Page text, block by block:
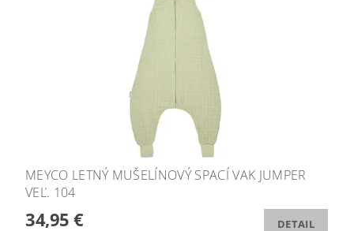
MEYCO LETNÝ MUŠELÍNOVÝ SPACÍ VAK JUMPER
VEĽ. 104
34,95 € DETAIL